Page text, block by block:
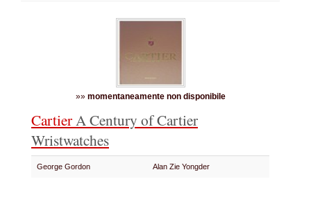
»» momentaneamente non disponibile
CartierA Century of Cartier
Wristwatches
George Gordon Alan Zie Yongder